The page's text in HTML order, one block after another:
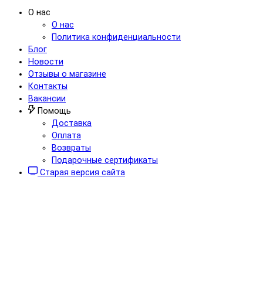
О нас
О нас
Политика конфиденциальности
Блог
Новости
Отзывы о магазине
Контакты
Вакансии
Помощь
Доставка
Оплата
Возвраты
Подарочные сертификаты
Старая версия сайта